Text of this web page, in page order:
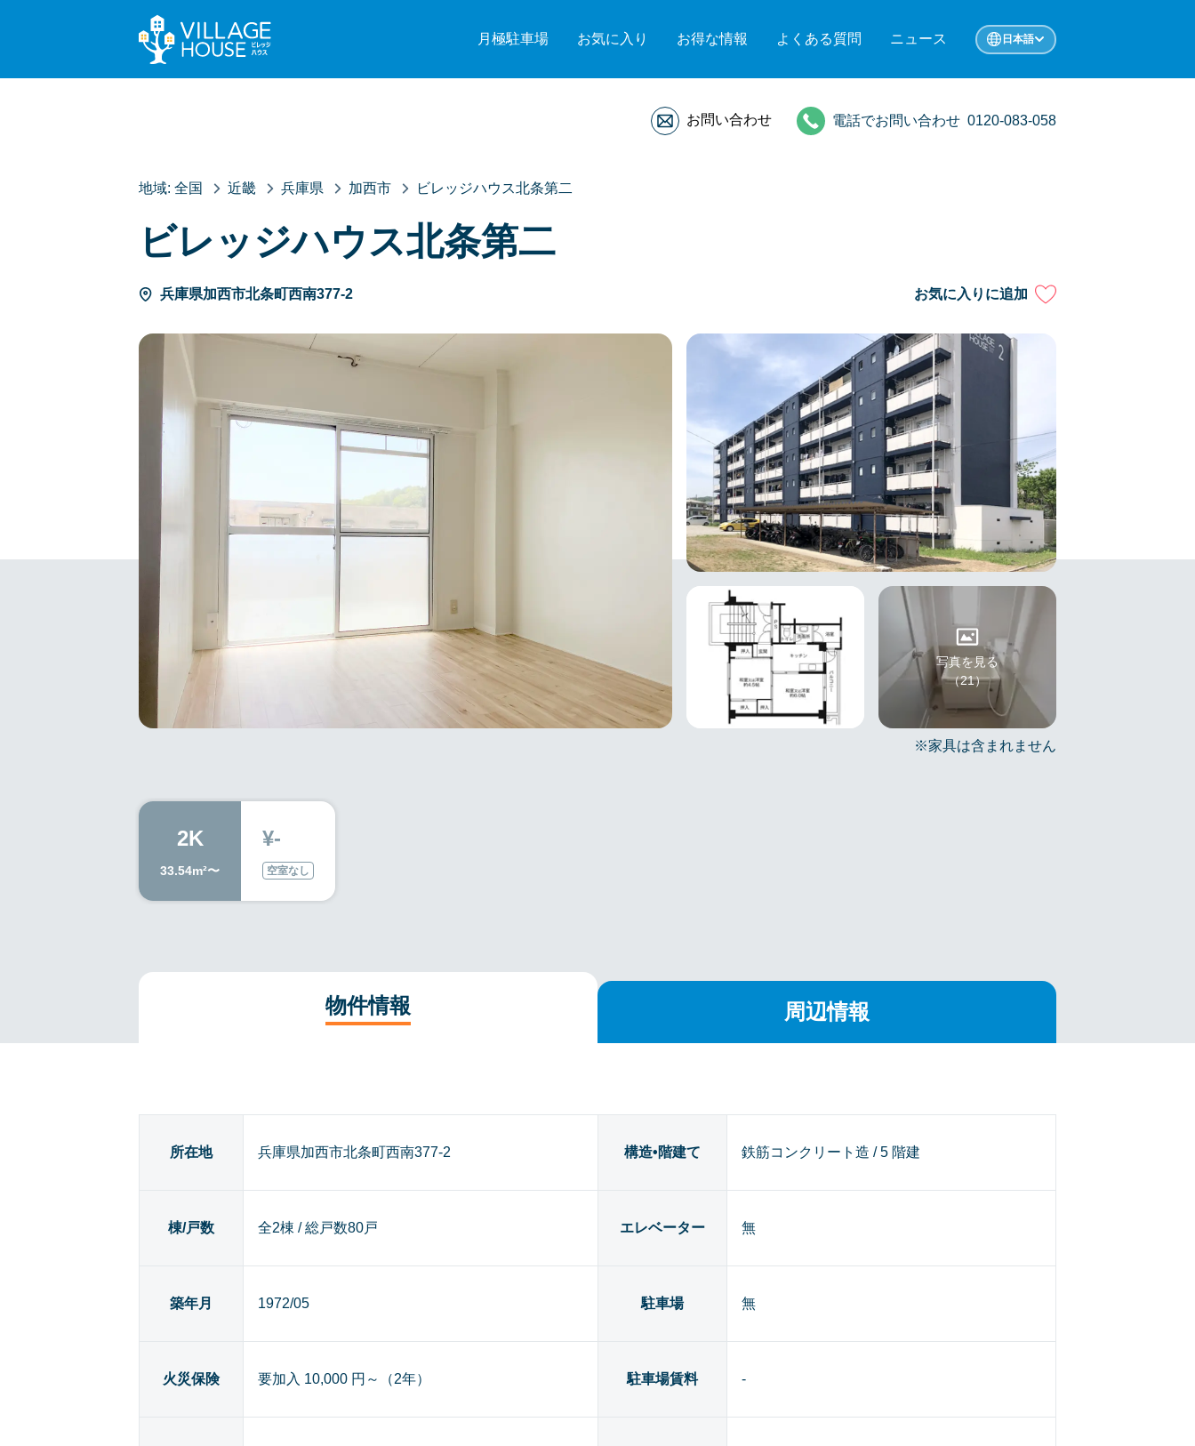
月極駐車場 お気に入り お得な情報 よくある質問 ニュース 日本語
お問い合わせ 電話でお問い合わせ 0120-083-058
地域: 全国 近畿 兵庫県 加西市 ビレッジハウス北条第二
ビレッジハウス北条第二
兵庫県加西市北条町西南377-2 お気に入りに追加
写真を見る
（21）
※家具は含まれません
2K
33.54m²〜
¥-
空室なし
物件情報 周辺情報
所在地 兵庫県加西市北条町西南377-2 構造•階建て 鉄筋コンクリート造 / 5 階建
棟/戸数 全2棟 / 総戸数80戸 エレベーター 無
築年月 1972/05 駐車場 無
火災保険 要加入 10,000 円～（2年） 駐車場賃料 -